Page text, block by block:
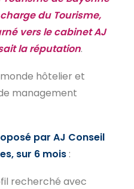
du Tourisme,
vers le cabinet AJ
la réputation.
hôtelier et
management
par AJ Conseil
sur 6 mois :
recherché avec